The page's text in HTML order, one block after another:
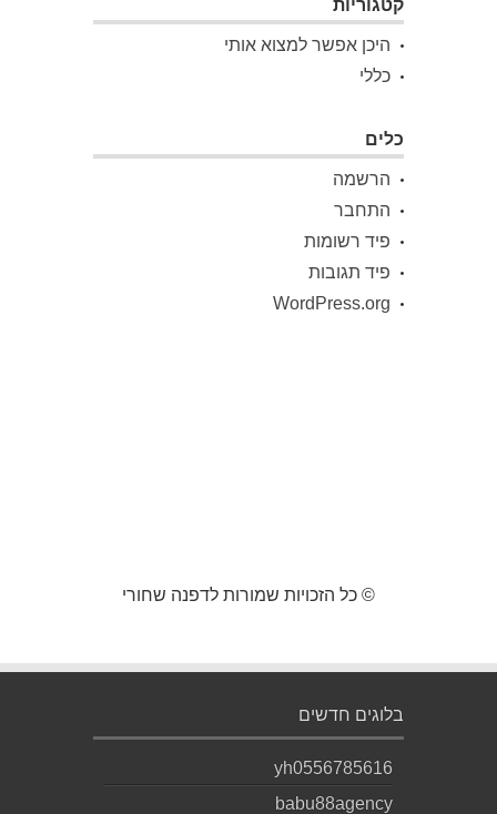
קטגוריות
היכן אפשר למצוא אותי
כללי
כלים
הרשמה
התחבר
פיד רשומות
פיד תגובות
WordPress.org
© כל הזכויות שמורות לדפנה שחורי
בלוגים חדשים
yh0556785616
babu88agency